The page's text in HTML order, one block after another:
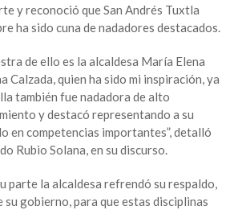
y reconoció que San Andrés Tuxtla
ha sido cuna de nadadores destacados.
de ello es la alcaldesa María Elena
Calzada, quien ha sido mi inspiración, ya
también fue nadadora de alto
y destacó representando a su
en competencias importantes”, detalló
Rubio Solana, en su discurso.
parte la alcaldesa refrendó su respaldo,
su gobierno, para que estas disciplinas